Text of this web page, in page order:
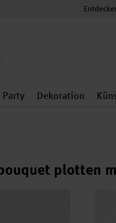
Papier general.openMenu
Party
Party
Dekoration
plotten